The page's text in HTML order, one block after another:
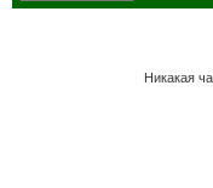
Никакая